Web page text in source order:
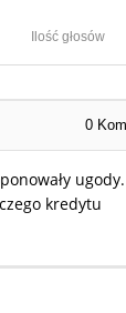
Ilość głosów
0
ugody.
kredytu